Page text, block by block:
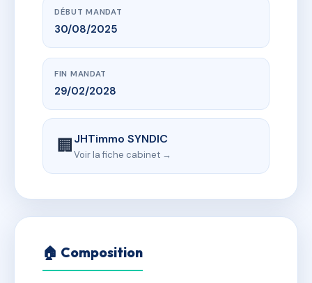
DÉBUT MANDAT
30/08/2025
FIN MANDAT
29/02/2028
🏢JHTimmo SYNDIC
Voir la fiche cabinet →
🏠 Composition